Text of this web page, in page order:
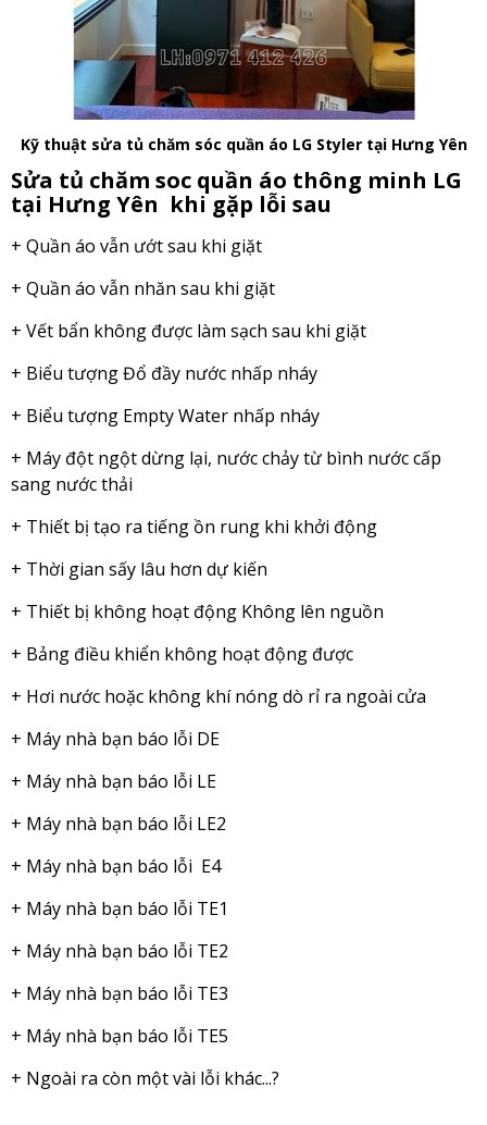
Kỹ thuật sửa tủ chăm sóc quần áo LG Styler tại Hưng Yên
Sửa tủ chăm soc quần áo thông minh LG
tại Hưng Yên khi gặp lỗi sau
+ Quần áo vẫn ướt sau khi giặt
+ Quần áo vẫn nhăn sau khi giặt
+ Vết bẩn không được làm sạch sau khi giặt
+ Biểu tượng Đổ đầy nước nhấp nháy
+ Biểu tượng Empty Water nhấp nháy
+ Máy đột ngột dừng lại, nước chảy từ bình nước cấp
sang nước thải
+ Thiết bị tạo ra tiếng ồn rung khi khởi động
+ Thời gian sấy lâu hơn dự kiến
+ Thiết bị không hoạt động Không lên nguồn
+ Bảng điều khiển không hoạt động được
+ Hơi nước hoặc không khí nóng dò rỉ ra ngoài cửa
+ Máy nhà bạn báo lỗi DE
+ Máy nhà bạn báo lỗi LE
+ Máy nhà bạn báo lỗi LE2
+ Máy nhà bạn báo lỗi E4
+ Máy nhà bạn báo lỗi TE1
+ Máy nhà bạn báo lỗi TE2
+ Máy nhà bạn báo lỗi TE3
+ Máy nhà bạn báo lỗi TE5
+ Ngoài ra còn một vài lỗi khác...?